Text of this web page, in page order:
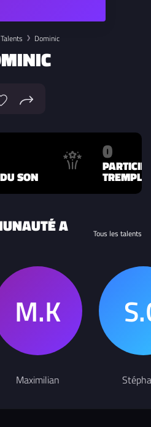
Talents Dominic
SON
0
A Tous les talents
Maximilian